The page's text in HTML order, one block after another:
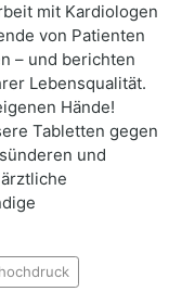
mit Kardiologen
von Patienten
– und berichten
Lebensqualität.
Hände!
Tabletten gegen
und